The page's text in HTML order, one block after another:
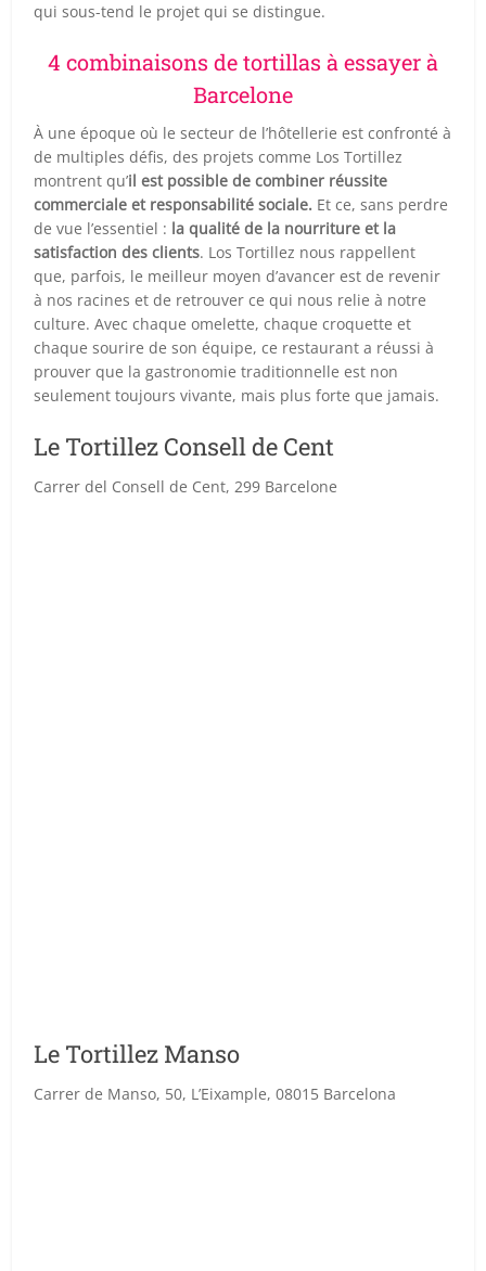
qui sous-tend le projet qui se distingue.
4 combinaisons de tortillas à essayer à
Barcelone
À une époque où le secteur de l’hôtellerie est confronté à
de multiples défis, des projets comme Los Tortillez
montrent qu’il est possible de combiner réussite
commerciale et responsabilité sociale. Et ce, sans perdre
de vue l’essentiel : la qualité de la nourriture et la
satisfaction des clients. Los Tortillez nous rappellent
que, parfois, le meilleur moyen d’avancer est de revenir
à nos racines et de retrouver ce qui nous relie à notre
culture. Avec chaque omelette, chaque croquette et
chaque sourire de son équipe, ce restaurant a réussi à
prouver que la gastronomie traditionnelle est non
seulement toujours vivante, mais plus forte que jamais.
Le Tortillez Consell de Cent
Carrer del Consell de Cent, 299 Barcelone
Le Tortillez Manso
Carrer de Manso, 50, L’Eixample, 08015 Barcelona